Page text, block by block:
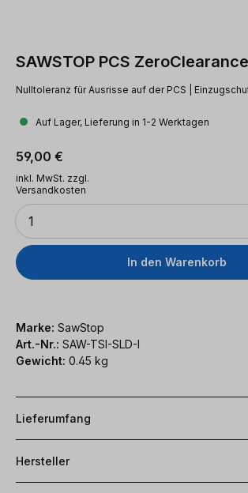
SAWSTOP PCS
Nulltoleranz für Ausrisse auf der PCS |
Auf Lager, Lieferung in 1-2 Werktagen
Regulärer Preis:
59,00 €
inkl. MwSt. zzgl.
Versandkosten
Anzahl
1
In den Warenkorb
Marke: SawStop
Art.-Nr.: SAW-TSI-SLD-I
Gewicht: 0.45 kg
Lieferumfang
Hersteller